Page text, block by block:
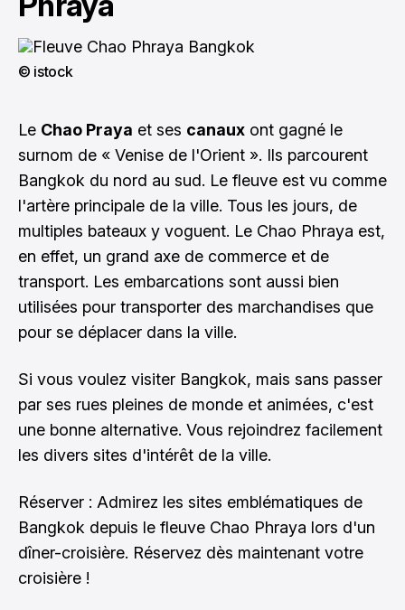
© istock
Le Chao Praya et ses canaux ont gagné le
surnom de « Venise de l'Orient ». Ils parcourent
Bangkok du nord au sud. Le fleuve est vu comme
l'artère principale de la ville. Tous les jours, de
multiples bateaux y voguent. Le Chao Phraya est,
en effet, un grand axe de commerce et de
transport. Les embarcations sont aussi bien
utilisées pour transporter des marchandises que
pour se déplacer dans la ville.
Si vous voulez visiter Bangkok, mais sans passer
par ses rues pleines de monde et animées, c'est
une bonne alternative. Vous rejoindrez facilement
les divers sites d'intérêt de la ville.
Réserver : Admirez les sites emblématiques de
Bangkok depuis le fleuve Chao Phraya lors d'un
dîner-croisière. Réservez dès maintenant votre
croisière !